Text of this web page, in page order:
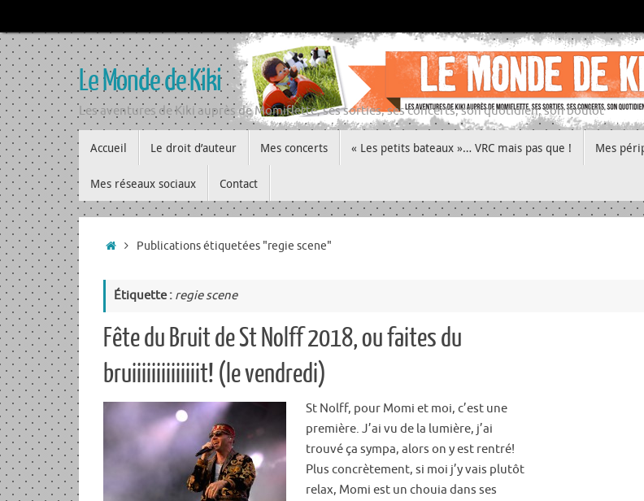
au
contenu
Le Monde de Kiki
Les aventures de Kiki auprès de Momiflette, ses sorties, ses concerts, son quotidien, son boulot
au
contenu
Accueil Le droit d’auteur Mes concerts « Les petits bateaux »… VRC mais pas que ! Mes
Mes réseaux sociaux Contact
Accueil
Publications étiquetées "regie scene"
Étiquette : regie scene
Fête du Bruit de St Nolff 2018, ou faites du
bruiiiiiiiiiiiiiit! (le vendredi)
St Nolff, pour Momi et moi, c’est une
première. J’ai vu de la lumière, j’ai
trouvé ça sympa, alors on y est rentré!
Plus concrètement, si moi j’y vais plutôt
relax, Momi est un chouia dans ses